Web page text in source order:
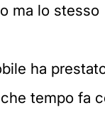
ma lo stesso
ha
tempo fa